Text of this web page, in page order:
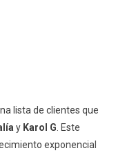
lista de clientes que
y Karol G. Este
exponencial